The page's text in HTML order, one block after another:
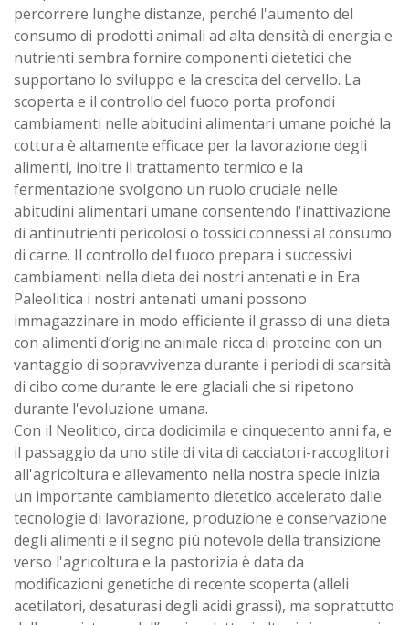
percorrere lunghe distanze, perché l'aumento del
consumo di prodotti animali ad alta densità di energia e
nutrienti sembra fornire componenti dietetici che
supportano lo sviluppo e la crescita del cervello. La
scoperta e il controllo del fuoco porta profondi
cambiamenti nelle abitudini alimentari umane poiché la
cottura è altamente efficace per la lavorazione degli
alimenti, inoltre il trattamento termico e la
fermentazione svolgono un ruolo cruciale nelle
abitudini alimentari umane consentendo l'inattivazione
di antinutrienti pericolosi o tossici connessi al consumo
di carne. Il controllo del fuoco prepara i successivi
cambiamenti nella dieta dei nostri antenati e in Era
Paleolitica i nostri antenati umani possono
immagazzinare in modo efficiente il grasso di una dieta
con alimenti d’origine animale ricca di proteine con un
vantaggio di sopravvivenza durante i periodi di scarsità
di cibo come durante le ere glaciali che si ripetono
durante l'evoluzione umana.
Con il Neolitico, circa dodicimila e cinquecento anni fa, e
il passaggio da uno stile di vita di cacciatori-raccoglitori
all'agricoltura e allevamento nella nostra specie inizia
un importante cambiamento dietetico accelerato dalle
tecnologie di lavorazione, produzione e conservazione
degli alimenti e il segno più notevole della transizione
verso l'agricoltura e la pastorizia è data da
modificazioni genetiche di recente scoperta (alleli
acetilatori, desaturasi degli acidi grassi), ma soprattutto